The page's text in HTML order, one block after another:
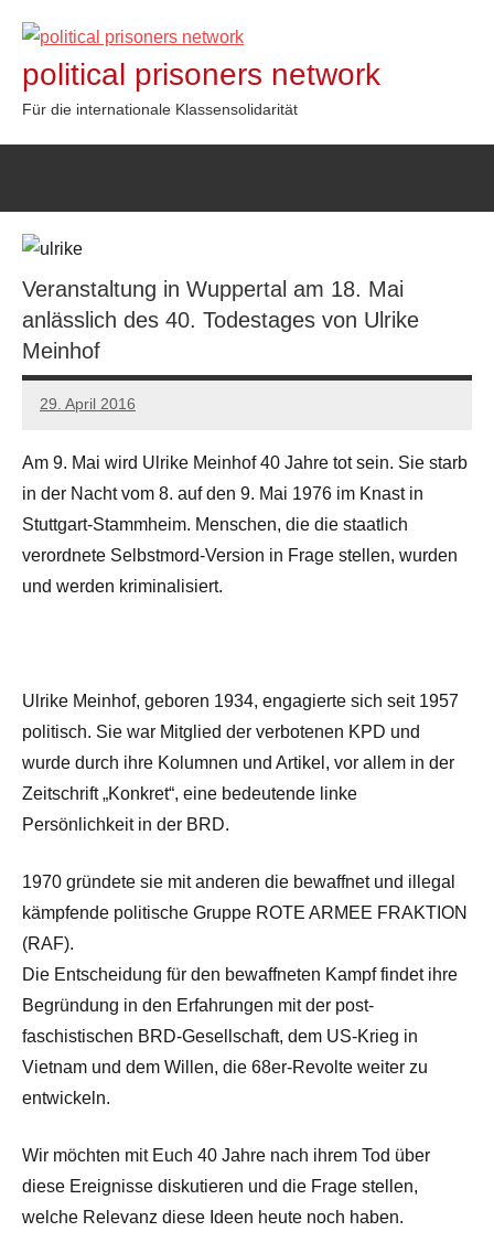
Inhalt
springen
political prisoners network
Für die internationale Klassensolidarität
Veranstaltung in Wuppertal am 18. Mai
anlässlich des 40. Todestages von Ulrike
Meinhof
29. April 2016
admin
Am 9. Mai wird Ulrike Meinhof 40 Jahre tot sein. Sie starb
in der Nacht vom 8. auf den 9. Mai 1976 im Knast in
Stuttgart-Stammheim. Menschen, die die staatlich
verordnete Selbstmord-Version in Frage stellen, wurden
und werden kriminalisiert.
Ulrike Meinhof, geboren 1934, engagierte sich seit 1957
politisch. Sie war Mitglied der verbotenen KPD und
wurde durch ihre Kolumnen und Artikel, vor allem in der
Zeitschrift „Konkret“, eine bedeutende linke
Persönlichkeit in der BRD.
1970 gründete sie mit anderen die bewaffnet und illegal
kämpfende politische Gruppe ROTE ARMEE FRAKTION
(RAF).
Die Entscheidung für den bewaffneten Kampf findet ihre
Begründung in den Erfahrungen mit der post-
faschistischen BRD-Gesellschaft, dem US-Krieg in
Vietnam und dem Willen, die 68er-Revolte weiter zu
entwickeln.
Wir möchten mit Euch 40 Jahre nach ihrem Tod über
diese Ereignisse diskutieren und die Frage stellen,
welche Relevanz diese Ideen heute noch haben.